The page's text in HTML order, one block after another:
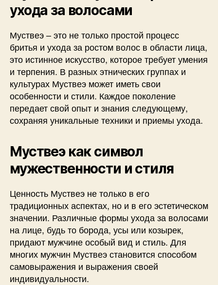
ухода за волосами
Муствеэ – это не только простой процесс
бритья и ухода за ростом волос в области лица,
это истинное искусство, которое требует умения
и терпения. В разных этнических группах и
культурах Муствеэ может иметь свои
особенности и стили. Каждое поколение
передает свой опыт и знания следующему,
сохраняя уникальные техники и приемы ухода.
Муствеэ как символ
мужественности и стиля
Ценность Муствеэ не только в его
традиционных аспектах, но и в его эстетическом
значении. Различные формы ухода за волосами
на лице, будь то борода, усы или козырек,
придают мужчине особый вид и стиль. Для
многих мужчин Муствеэ становится способом
самовыражения и выражения своей
индивидуальности.